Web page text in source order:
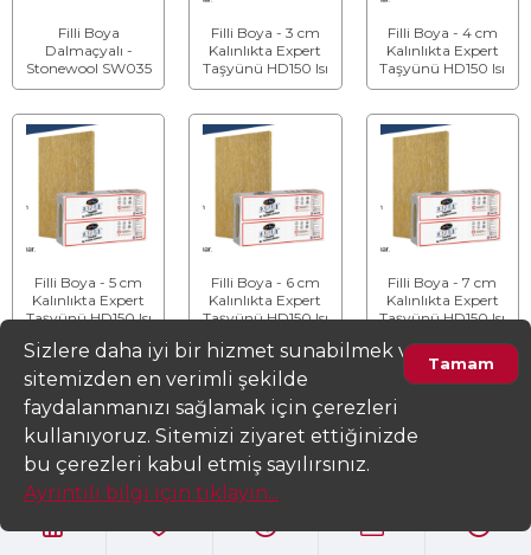
Filli Boya
Dalmaçyalı -
Stonewool SW035
Taşyünü Isı Yalıtım
15 cm
Filli Boya - 3 cm
Kalınlıkta Expert
Taşyünü HD150 Isı
Yalıtım Levhası
Filli Boya - 4 cm
Kalınlıkta Expert
Taşyünü HD150 Isı
Yalıtım Levhası
Filli Boya - 5 cm
Kalınlıkta Expert
Taşyünü HD150 Isı
Filli Boya - 6 cm
Kalınlıkta Expert
Taşyünü HD150 Isı
Filli Boya - 7 cm
Kalınlıkta Expert
Taşyünü HD150 Isı
Filli Boya - 8 cm
Filli Boya - 9 cm
Filli Boya - 10 cm
Tamam
Sizlere daha iyi bir hizmet sunabilmek ve
sitemizden en verimli şekilde
faydalanmanızı sağlamak için çerezleri
kullanıyoruz. Sitemizi ziyaret ettiğinizde
bu çerezleri kabul etmiş sayılırsınız.
Ayrıntılı bilgi için tıklayın...
Ürünleri Filtrele